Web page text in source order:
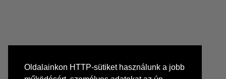
Oldalainkon HTTP-sütiket használunk a jobb